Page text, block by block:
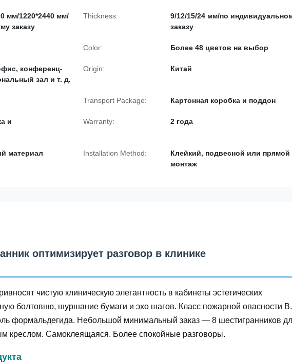
мм/1220*2440 мм/
заказу
Thickness:
9/12/15/24 мм/по
заказу
Color: Более 48 цветов на выбор
конференц-
зал и т. д.
Origin: Китай
Transport Package: Картонная коробка и поддон
и
Warranty: 2 года
материал Installation Method:
Клейкий, подвесной или прямой
монтаж
оптимизирует разговор в клинике
чистую клиническую элегантность в кабинеты эстетических
болтовню, шуршание бумаги и эхо шагов. Класс пожарной опасности B.
формальдегида. Небольшой минимальный заказ — 8 шестигранников
креслом. Самоклеящаяся. Более спокойные разговоры.